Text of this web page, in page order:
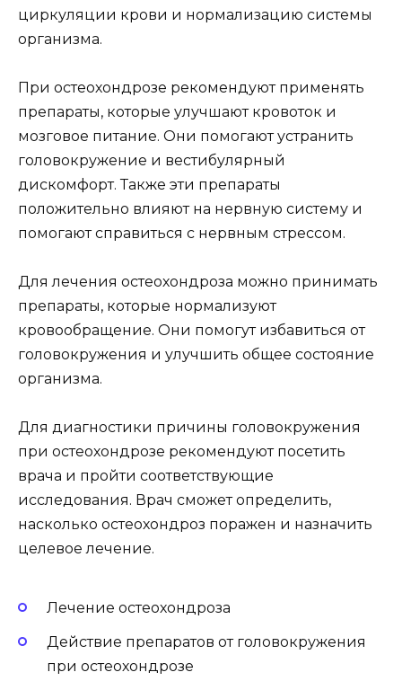
циркуляции крови и нормализацию системы
организма.
При остеохондрозе рекомендуют применять
препараты, которые улучшают кровоток и
мозговое питание. Они помогают устранить
головокружение и вестибулярный
дискомфорт. Также эти препараты
положительно влияют на нервную систему и
помогают справиться с нервным стрессом.
Для лечения остеохондроза можно принимать
препараты, которые нормализуют
кровообращение. Они помогут избавиться от
головокружения и улучшить общее состояние
организма.
Для диагностики причины головокружения
при остеохондрозе рекомендуют посетить
врача и пройти соответствующие
исследования. Врач сможет определить,
насколько остеохондроз поражен и назначить
целевое лечение.
Лечение остеохондроза
Действие препаратов от головокружения
при остеохондрозе